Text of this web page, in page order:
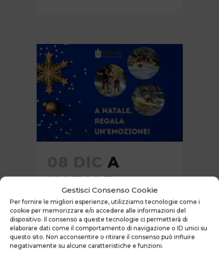
Gestisci Consenso Cookie
Per fornire le migliori esperienze, utilizziamo tecnologie come i
cookie per memorizzare e/o accedere alle informazioni del
dispositivo. Il consenso a queste tecnologie ci permetterà di
elaborare dati come il comportamento di navigazione o ID unici su
questo sito. Non acconsentire o ritirare il consenso può influire
negativamente su alcune caratteristiche e funzioni.
A
NATALE…
REGALA
UN’EMOZIONE!
Posted at 15:18hinNews